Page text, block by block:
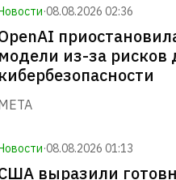
·08.08.2026 02:36
модели из-за рисков
кибербезопасности
·08.08.2026 01:13
выразили